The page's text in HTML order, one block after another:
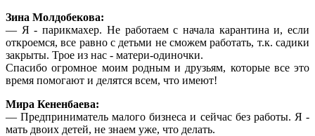
Зина Молдобекова:
— Я - парикмахер. Не работаем с начала карантина и, если
откроемся, все равно с детьми не сможем работать, т.к. садики
закрыты. Трое из нас - матери-одиночки.
Спасибо огромное моим родным и друзьям, которые все это
время помогают и делятся всем, что имеют!
Мира Кененбаева:
— Предприниматель малого бизнеса и сейчас без работы. Я -
мать двоих детей, не знаем уже, что делать.